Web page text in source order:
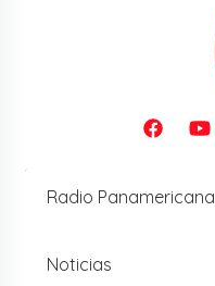
Radio Panamericana
Noticias